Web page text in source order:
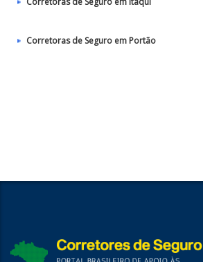
Corretoras de Seguro em Portão